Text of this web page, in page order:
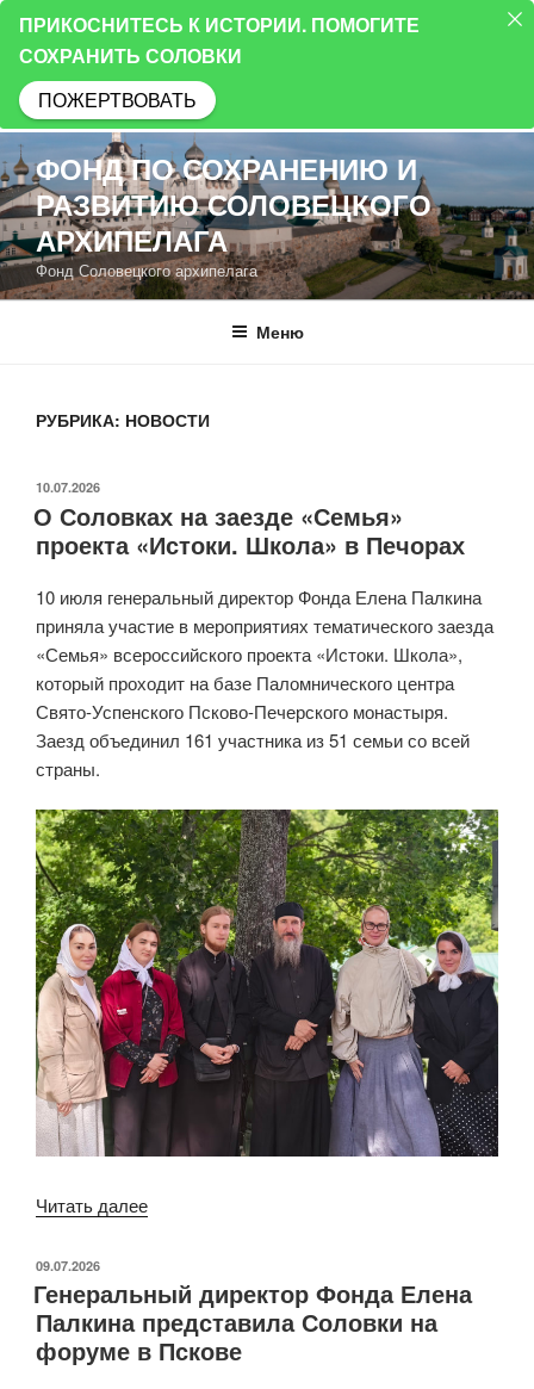
Перейти
к
содержимому
ФОНД ПО СОХРАНЕНИЮ И
РАЗВИТИЮ СОЛОВЕЦКОГО
АРХИПЕЛАГА
Фонд Соловецкого архипелага
Меню
РУБРИКА: НОВОСТИ
ОПУБЛИКОВАНО
10.07.2026
О Соловках на заезде «Семья»
проекта «Истоки. Школа» в Печорах
10 июля генеральный директор Фонда Елена Палкина
приняла участие в мероприятиях тематического заезда
«Семья» всероссийского проекта «Истоки. Школа»,
который проходит на базе Паломнического центра
Свято-Успенского Псково-Печерского монастыря.
Заезд объединил 161 участника из 51 семьи со всей
страны.
Читать далее
заезде
«Семья»
проекта
ОПУБЛИКОВАНО
09.07.2026
Генеральный директор Фонда Елена
Палкина представила Соловки на
форуме в Пскове
ПРИКОСНИТЕСЬ К ИСТОРИИ. ПОМОГИТЕ
СОХРАНИТЬ СОЛОВКИ
ПОЖЕРТВОВАТЬ